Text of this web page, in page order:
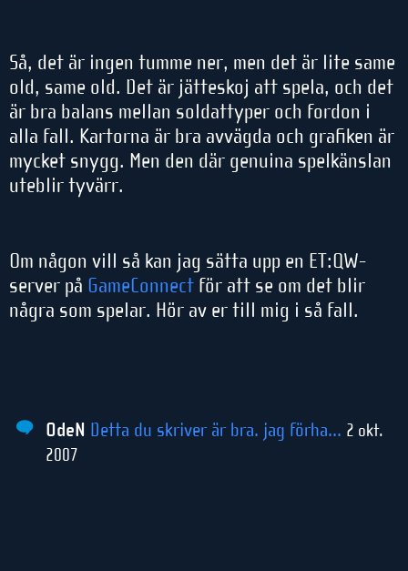
Så, det är ingen tumme ner, men det är lite same
old, same old. Det är jätteskoj att spela, och det
är bra balans mellan soldattyper och fordon i
alla fall. Kartorna är bra avvägda och grafiken är
mycket snygg. Men den där genuina spelkänslan
uteblir tyvärr.
Om någon vill så kan jag sätta upp en ET:QW-
server på GameConnect för att se om det blir
några som spelar. Hör av er till mig i så fall.
OdeN Detta du skriver är bra. jag förha... 2 okt.
2007